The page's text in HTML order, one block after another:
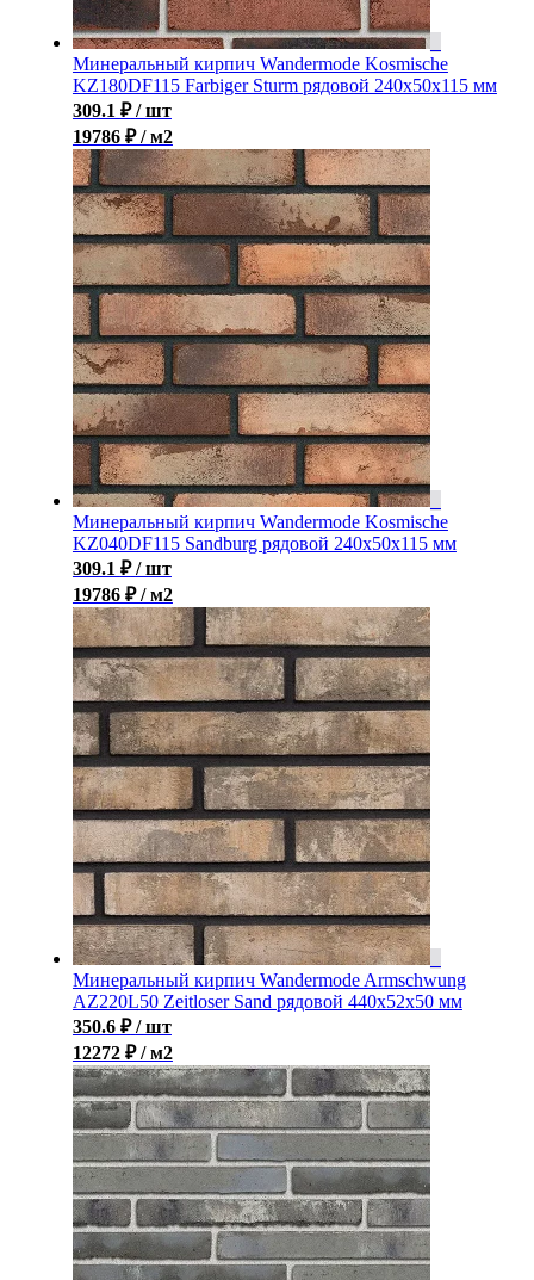
Минеральный кирпич Wandermode Kosmische
KZ180DF115 Farbiger Sturm рядовой 240x50x115 мм
309.1 ₽ / шт
19786 ₽ / м2
Минеральный кирпич Wandermode Kosmische
KZ040DF115 Sandburg рядовой 240x50x115 мм
309.1 ₽ / шт
19786 ₽ / м2
Минеральный кирпич Wandermode Armschwung
AZ220L50 Zeitloser Sand рядовой 440x52x50 мм
350.6 ₽ / шт
12272 ₽ / м2